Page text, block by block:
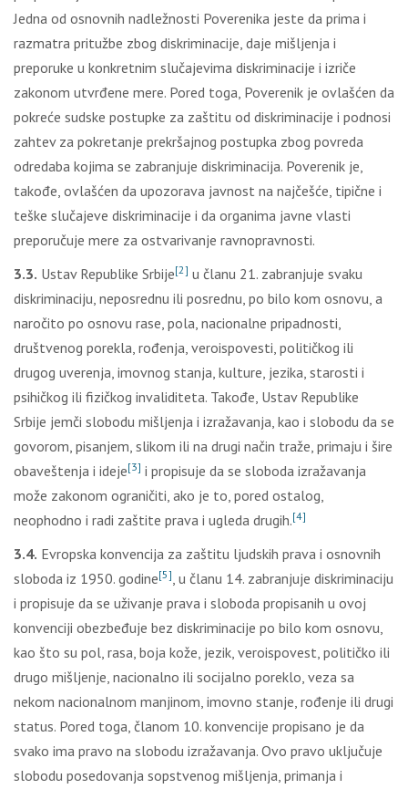
Jedna od osnovnih nadležnosti Poverenika jeste da prima i
razmatra pritužbe zbog diskriminacije, daje mišljenja i
preporuke u konkretnim slučajevima diskriminacije i izriče
zakonom utvrđene mere. Pored toga, Poverenik je ovlašćen da
pokreće sudske postupke za zaštitu od diskriminacije i podnosi
zahtev za pokretanje prekršajnog postupka zbog povreda
odredaba kojima se zabranjuje diskriminacija. Poverenik je,
takođe, ovlašćen da upozorava javnost na najčešće, tipične i
teške slučajeve diskriminacije i da organima javne vlasti
preporučuje mere za ostvarivanje ravnopravnosti.
3.3. Ustav Republike Srbije[2] u članu 21. zabranjuje svaku
diskriminaciju, neposrednu ili posrednu, po bilo kom osnovu, a
naročito po osnovu rase, pola, nacionalne pripadnosti,
društvenog porekla, rođenja, veroispovesti, političkog ili
drugog uverenja, imovnog stanja, kulture, jezika, starosti i
psihičkog ili fizičkog invaliditeta. Takođe, Ustav Republike
Srbije jemči slobodu mišljenja i izražavanja, kao i slobodu da se
govorom, pisanjem, slikom ili na drugi način traže, primaju i šire
obaveštenja i ideje[3] i propisuje da se sloboda izražavanja
može zakonom ograničiti, ako je to, pored ostalog,
neophodno i radi zaštite prava i ugleda drugih.[4]
3.4. Evropska konvencija za zaštitu ljudskih prava i osnovnih
sloboda iz 1950. godine[5], u članu 14. zabranjuje diskriminaciju
i propisuje da se uživanje prava i sloboda propisanih u ovoj
konvenciji obezbeđuje bez diskriminacije po bilo kom osnovu,
kao što su pol, rasa, boja kože, jezik, veroispovest, političko ili
drugo mišljenje, nacionalno ili socijalno poreklo, veza sa
nekom nacionalnom manjinom, imovno stanje, rođenje ili drugi
status. Pored toga, članom 10. konvencije propisano je da
svako ima pravo na slobodu izražavanja. Ovo pravo uključuje
slobodu posedovanja sopstvenog mišljenja, primanja i